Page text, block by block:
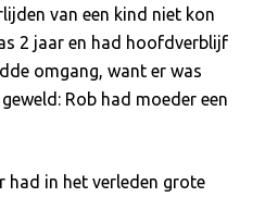
van een kind niet kon
2 jaar en had hoofdverblijf
omgang, want er was
Rob had moeder een
had in het verleden grote